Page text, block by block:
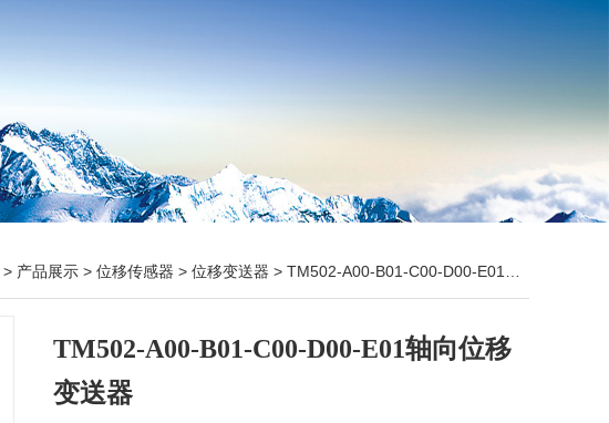
> 产品展示 > 位移传感器 > 位移变送器 > TM502-A00-B01-C00-D00-E01轴向位移变送器
TM502-A00-B01-C00-D00-E01轴向位移
变送器